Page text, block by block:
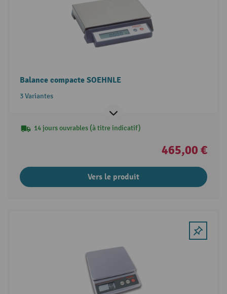
Balance compacte SOEHNLE
3 Variantes
14 jours ouvrables (à titre indicatif)
465,00 €
Vers le produit